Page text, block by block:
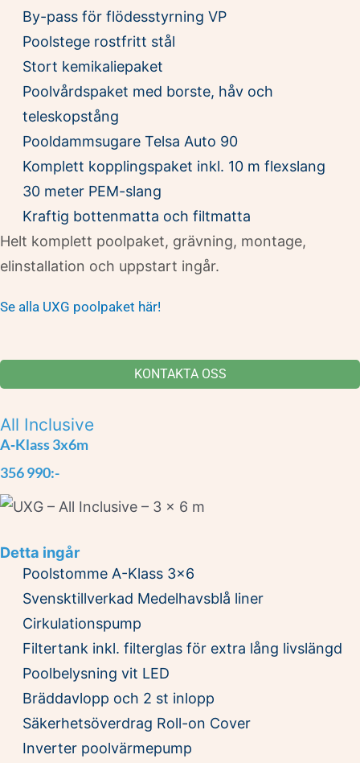
By-pass för flödesstyrning VP
Poolstege rostfritt stål
Stort kemikaliepaket
Poolvårdspaket med borste, håv och
teleskopstång
Pooldammsugare Telsa Auto 90
Komplett kopplingspaket inkl. 10 m flexslang
30 meter PEM-slang
Kraftig bottenmatta och filtmatta
Helt komplett poolpaket, grävning, montage,
elinstallation och uppstart ingår.
Se alla UXG poolpaket här!
KONTAKTA OSS
All Inclusive
A‑Klass 3x6m
356 990:-
Detta ingår
Poolstomme A-Klass 3x6
Svensktillverkad Medelhavsblå liner
Cirkulationspump
Filtertank inkl. filterglas för extra lång livslängd
Poolbelysning vit LED
Bräddavlopp och 2 st inlopp
Säkerhetsöverdrag Roll-on Cover
Inverter poolvärmepump